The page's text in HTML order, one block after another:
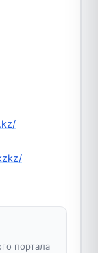
портала